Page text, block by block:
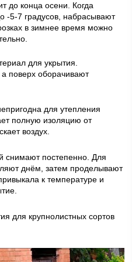
до конца осени. Когда
-5-7 градусов, набрасывают
в зимнее время можно
для укрытия.
поверх оборачивают
для утепления
полную изоляцию от
воздух.
снимают постепенно. Для
днём, затем проделывают
к температуре и
для крупнолистных сортов